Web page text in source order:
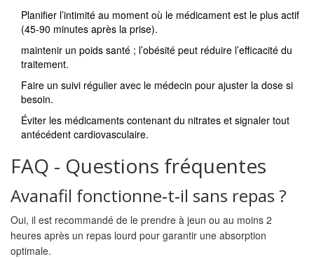
Planifier l’intimité au moment où le médicament est le plus actif
(45‑90 minutes après la prise).
maintenir un poids santé ; l’obésité peut réduire l’efficacité du
traitement.
Faire un suivi régulier avec le médecin pour ajuster la dose si
besoin.
Éviter les médicaments contenant du nitrates et signaler tout
antécédent cardiovasculaire.
FAQ - Questions fréquentes
Avanafil fonctionne‑t‑il sans repas ?
Oui, il est recommandé de le prendre à jeun ou au moins 2
heures après un repas lourd pour garantir une absorption
optimale.